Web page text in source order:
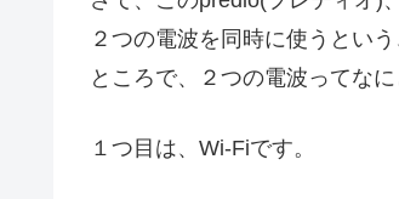
２つの電波を同時に使うとい
ところで、２つの電波ってな
１つ目は、Wi-Fiです。